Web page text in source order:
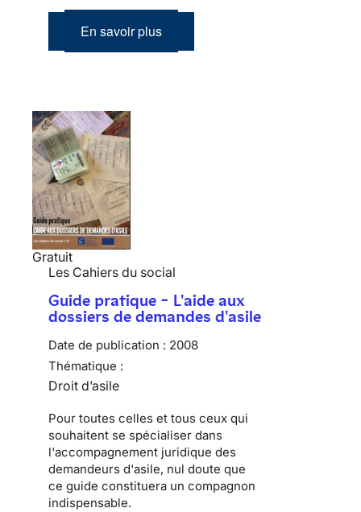
En savoir plus
Gratuit
Les Cahiers du social
Guide pratique - L'aide aux
dossiers de demandes d'asile
Date de publication : 2008
Thématique :
Droit d’asile
Pour toutes celles et tous ceux qui
souhaitent se spécialiser dans
l'accompagnement juridique des
demandeurs d'asile, nul doute que
ce guide constituera un compagnon
indispensable.